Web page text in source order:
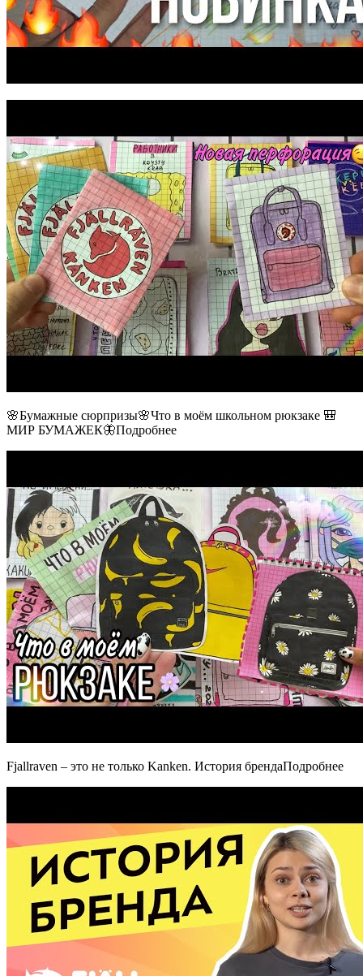
🌸Бумажные сюрпризы🌸Что в моём школьном рюкзаке 🎒
МИР БУМАЖЕК🦋Подробнее
Fjallraven – это не только Kanken. История брендаПодробнее